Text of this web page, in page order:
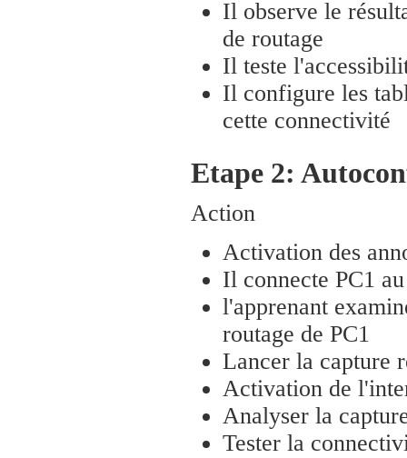
Il observe le
de routage
Il teste
Il configure les
cette connectivité
Etape 2:
Action
Activation des
Il connecte PC1
l'apprenant
routage de PC1
Lancer la capture
Activation de
Analyser la
Tester la